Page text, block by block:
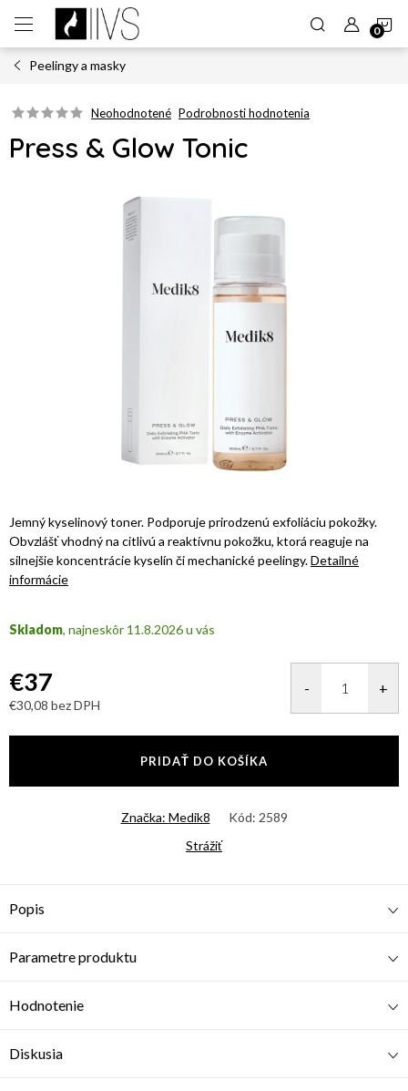
obsah
Peelingy a masky
Neohodnotené Podrobnosti hodnotenia
Press & Glow Tonic
Jemný kyselinový toner. Podporuje prirodzenú exfoliáciu pokožky.
Obvzlášť vhodný na citlivú a reaktívnu pokožku, ktorá reaguje na
silnejšie koncentrácie kyselín či mechanické peelingy.Detailné
informácie
Skladom 11.8.2026
€37
€30,08 bez DPH
PRIDAŤ DO KOŠÍKA
Značka: Medik8 Kód: 2589
Strážiť
Popis
Parametre produktu
Hodnotenie
Diskusia